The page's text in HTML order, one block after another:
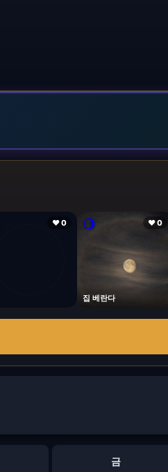
❤ 0 🌖 ❤ 0
집 베란다
금